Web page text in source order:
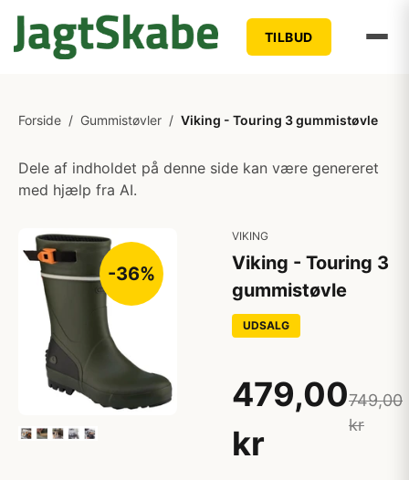
TILBUD
Forside / Gummistøvler / Viking - Touring 3 gummistøvle
Dele af indholdet på denne side kan være genereret
med hjælp fra AI.
-36%
VIKING
Viking - Touring 3
gummistøvle
UDSALG
479,00
kr
749,00
kr